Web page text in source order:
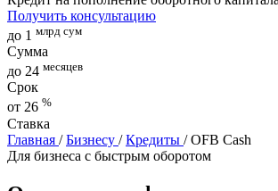
Получить консультацию
до 1 млрд сум
Сумма
до 24 месяцев
Срок
от 26 %
Ставка
Главная / Бизнесу / Кредиты /OFB Cash
Для бизнеса с быстрым оборотом